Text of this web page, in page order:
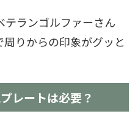
テランゴルファーさん
りからの印象がグッと
レートは必要？